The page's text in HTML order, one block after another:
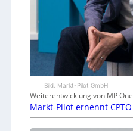
Bild: Markt-Pilot GmbH
Weiterentwicklung von MP One
Markt-Pilot ernennt CPTO